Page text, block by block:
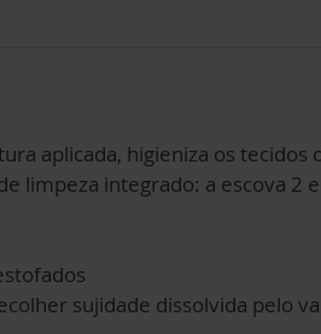
aplicada, higieniza os
limpeza integrado: a escova 2
sujidade dissolvida pelo